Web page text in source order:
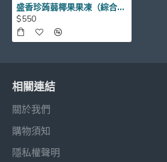
盛香珍蒟蒻椰果果凍（綜合）-素
$550
相關連結
關於我們
購物須知
隱私權聲明